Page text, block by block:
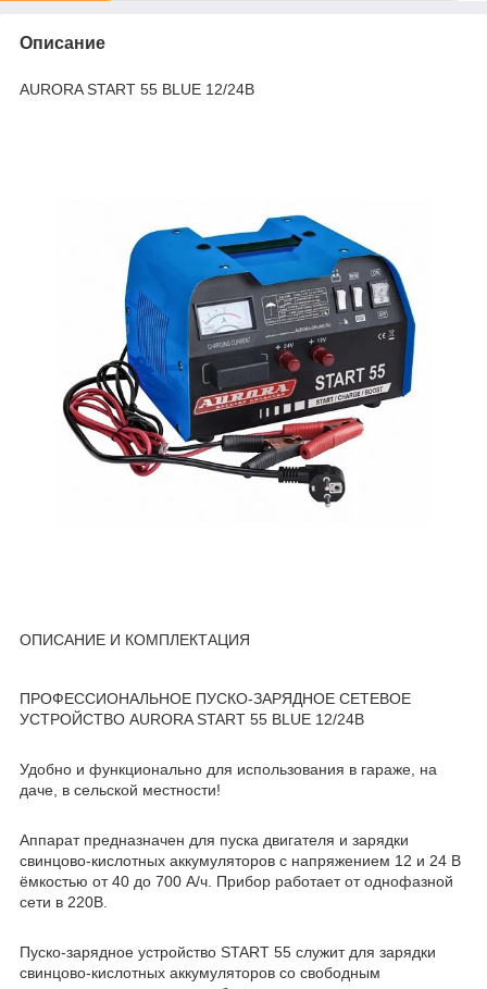
Описание
AURORA START 55 BLUE 12/24В
ОПИСАНИЕ И КОМПЛЕКТАЦИЯ
ПРОФЕССИОНАЛЬНОЕ ПУСКО-ЗАРЯДНОЕ СЕТЕВОЕ
УСТРОЙСТВО AURORA START 55 BLUE 12/24В
Удобно и функционально для использования в гараже, на
даче, в сельской местности!
Аппарат предназначен для пуска двигателя и зарядки
свинцово-кислотных аккумуляторов с напряжением 12 и 24 В
ёмкостью от 40 до 700 А/ч. Прибор работает от однофазной
сети в 220В.
Пуско-зарядное устройство START 55 служит для зарядки
свинцово-кислотных аккумуляторов со свободным